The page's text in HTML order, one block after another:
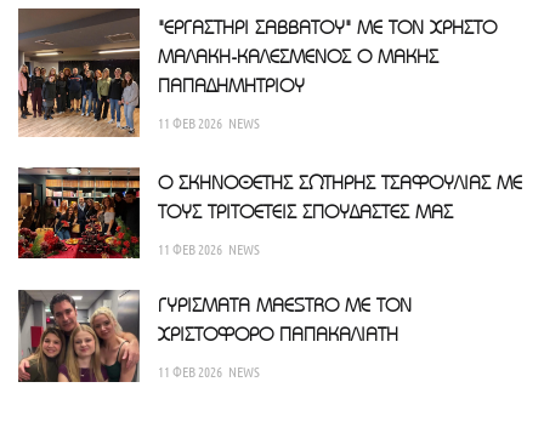
"ΕΡΓΑΣΤΗΡΙ ΣΑΒΒΑΤΟΥ" ΜΕ ΤΟΝ ΧΡΗΣΤΟ
ΜΑΛΑΚΗ-ΚΑΛΕΣΜΕΝΟΣ Ο ΜΑΚΗΣ
ΠΑΠΑΔΗΜΗΤΡΙΟΥ
11 ΦΕΒ 2026 NEWS
Ο ΣΚΗΝΟΘΕΤΗΣ ΣΩΤΗΡΗΣ ΤΣΑΦΟΥΛΙΑΣ ΜΕ
ΤΟΥΣ ΤΡΙΤΟΕΤΕΙΣ ΣΠΟΥΔΑΣΤΕΣ ΜΑΣ
11 ΦΕΒ 2026 NEWS
ΓΥΡΙΣΜΑΤΑ MAESTRO ΜΕ ΤΟΝ
ΧΡΙΣΤΟΦΟΡΟ ΠΑΠΑΚΑΛΙΑΤΗ
11 ΦΕΒ 2026 NEWS